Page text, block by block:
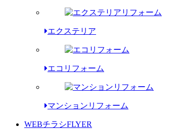
エクステリア
エコリフォーム
マンションリフォーム
WEBチラシFLYER